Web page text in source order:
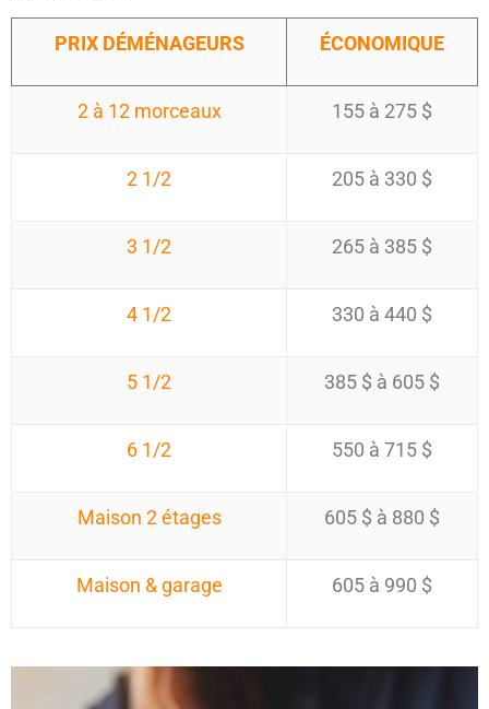
PRIX DÉMÉNAGEURS ÉCONOMIQUE
2 à 12 morceaux 155 à 275 $
2 1/2 205 à 330 $
3 1/2 265 à 385 $
4 1/2 330 à 440 $
5 1/2 385 $ à 605 $
6 1/2 550 à 715 $
Maison 2 étages 605 $ à 880 $
Maison & garage 605 à 990 $